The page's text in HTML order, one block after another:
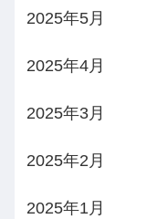
2025年5月
2025年4月
2025年3月
2025年2月
2025年1月